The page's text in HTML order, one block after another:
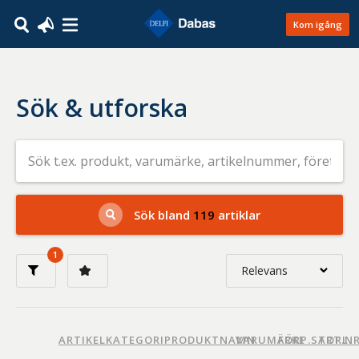
Kom igång
Sök & utforska
Sök
efter
livsmedel
på
t.ex.
produkt,
varumärke,
artikelnummer,
Sök bland 119 artiklar
1
Relevans
Nyaste
ARTIKELKATEGORIPRODUKTNAMNVARUMÄRKEFÖRP.STORL.